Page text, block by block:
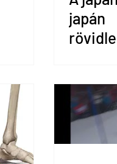
japán